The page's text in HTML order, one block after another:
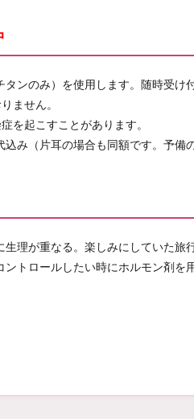
ンのみ）を使用します。随時受け
ません。
を起こすことがあります。
み（片耳の場合も同額です。予備
理が重なる。楽しみにしていた旅
トロールしたい時にホルモン剤を